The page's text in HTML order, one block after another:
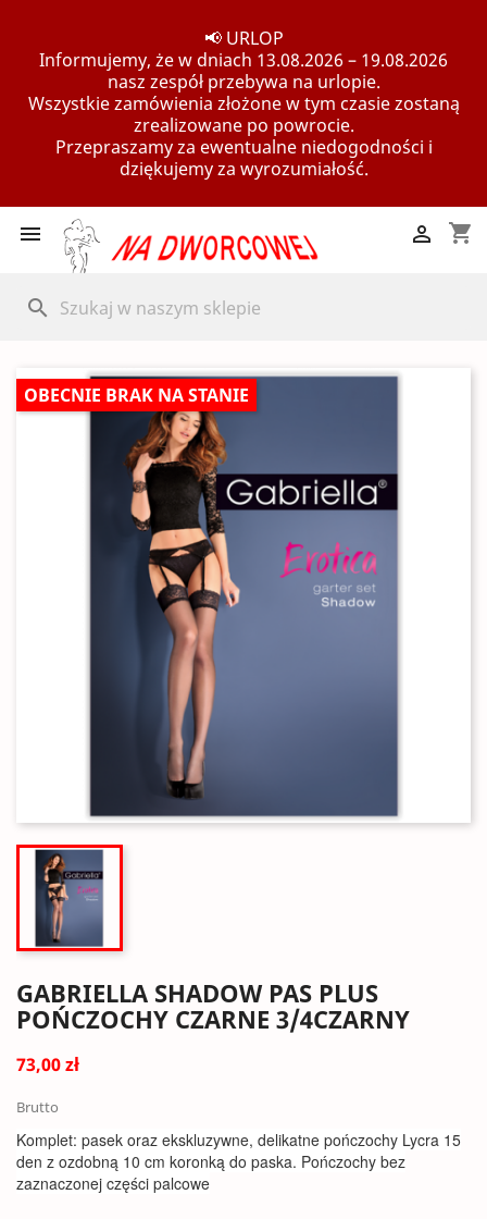
📢 URLOP
Informujemy, że w dniach 13.08.2026 – 19.08.2026
nasz zespół przebywa na urlopie.
Wszystkie zamówienia złożone w tym czasie zostaną
zrealizowane po powrocie.
Przepraszamy za ewentualne niedogodności i
dziękujemy za wyrozumiałość.
 shopping_cart

search
OBECNIE BRAK NA STANIE
GABRIELLA SHADOW PAS PLUS
POŃCZOCHY CZARNE 3/4CZARNY
73,00 zł
Brutto
Komplet: pasek oraz ekskluzywne, delikatne pończochy Lycra 15
den z ozdobną 10 cm koronką do paska. Pończochy bez
zaznaczonej części palcowe